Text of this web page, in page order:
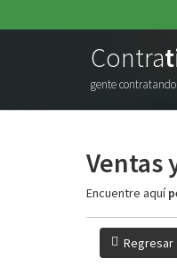
Contra
gente
Ventas
Encuentre aquí
Regresar